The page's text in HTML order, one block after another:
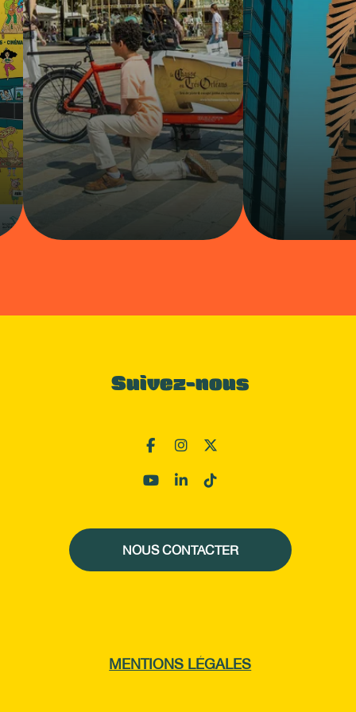
Suivez-nous
NOUS CONTACTER
MENTIONS LÉGALES